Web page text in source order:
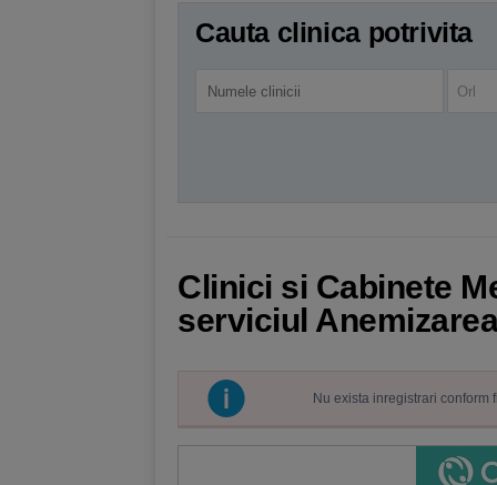
Cauta clinica potrivita
Orl
Clinici si Cabinete
serviciul
Nu exista inregistrari